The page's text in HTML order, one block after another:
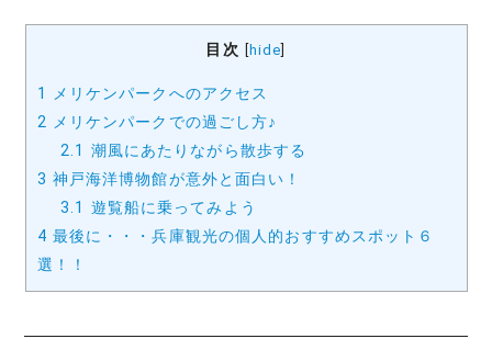
目次 hide
1
メリケンパークへのアクセス
2 メリケンパークでの過ごし方♪
2.1 潮風にあたりながら散歩する
3 神戸海洋博物館が意外と面白い！
3.1 遊覧船に乗ってみよう
4 最後に・・・兵庫観光の個人的おすすめスポット６
選！！